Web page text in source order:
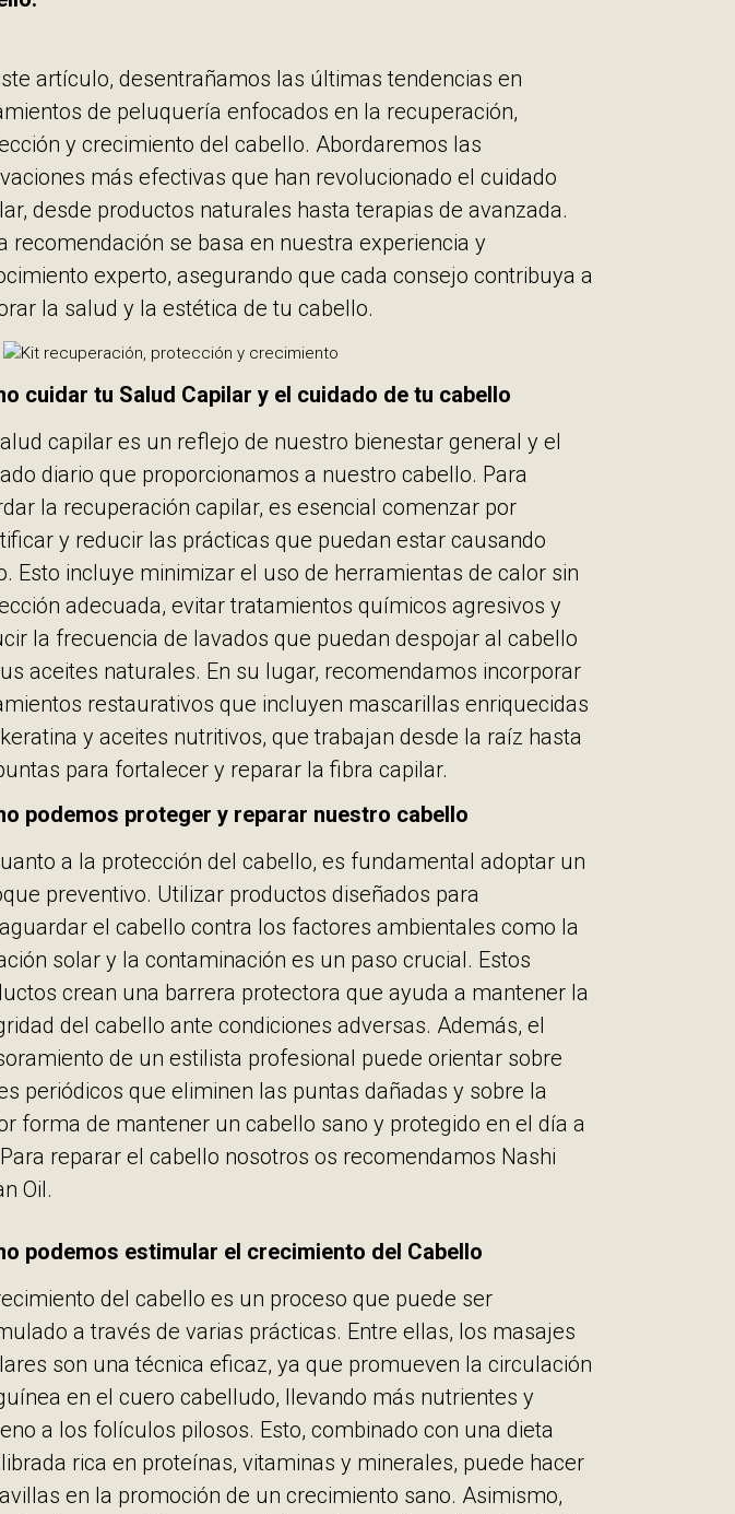
artículo, desentrañamos las últimas tendencias en
de peluquería enfocados en la recuperación,
y crecimiento del cabello. Abordaremos las
más efectivas que han revolucionado el cuidado
desde productos naturales hasta terapias de avanzada.
recomendación se basa en nuestra experiencia y
experto, asegurando que cada consejo contribuya a
la salud y la estética de tu cabello.
cuidar tu Salud Capilar y el cuidado de tu cabello
capilar es un reflejo de nuestro bienestar general y el
diario que proporcionamos a nuestro cabello. Para
la recuperación capilar, es esencial comenzar por
y reducir las prácticas que puedan estar causando
Esto incluye minimizar el uso de herramientas de calor sin
adecuada, evitar tratamientos químicos agresivos y
la frecuencia de lavados que puedan despojar al cabello
aceites naturales. En su lugar, recomendamos incorporar
restaurativos que incluyen mascarillas enriquecidas
y aceites nutritivos, que trabajan desde la raíz hasta
para fortalecer y reparar la fibra capilar.
podemos proteger y reparar nuestro cabello
a la protección del cabello, es fundamental adoptar un
preventivo. Utilizar productos diseñados para
el cabello contra los factores ambientales como la
solar y la contaminación es un paso crucial. Estos
crean una barrera protectora que ayuda a mantener la
del cabello ante condiciones adversas. Además, el
de un estilista profesional puede orientar sobre
periódicos que eliminen las puntas dañadas y sobre la
forma de mantener un cabello sano y protegido en el día a
reparar el cabello nosotros os recomendamos Nashi
Oil.
podemos estimular el crecimiento del Cabello
del cabello es un proceso que puede ser
a través de varias prácticas. Entre ellas, los masajes
son una técnica eficaz, ya que promueven la circulación
en el cuero cabelludo, llevando más nutrientes y
a los folículos pilosos. Esto, combinado con una dieta
rica en proteínas, vitaminas y minerales, puede hacer
en la promoción de un crecimiento sano. Asimismo,